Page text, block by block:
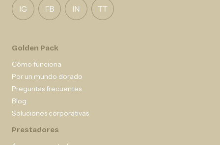
Golden Pack
Cómo funciona
Por un mundo dorado
Preguntas frecuentes
Blog
Soluciones corporativas
Prestadores